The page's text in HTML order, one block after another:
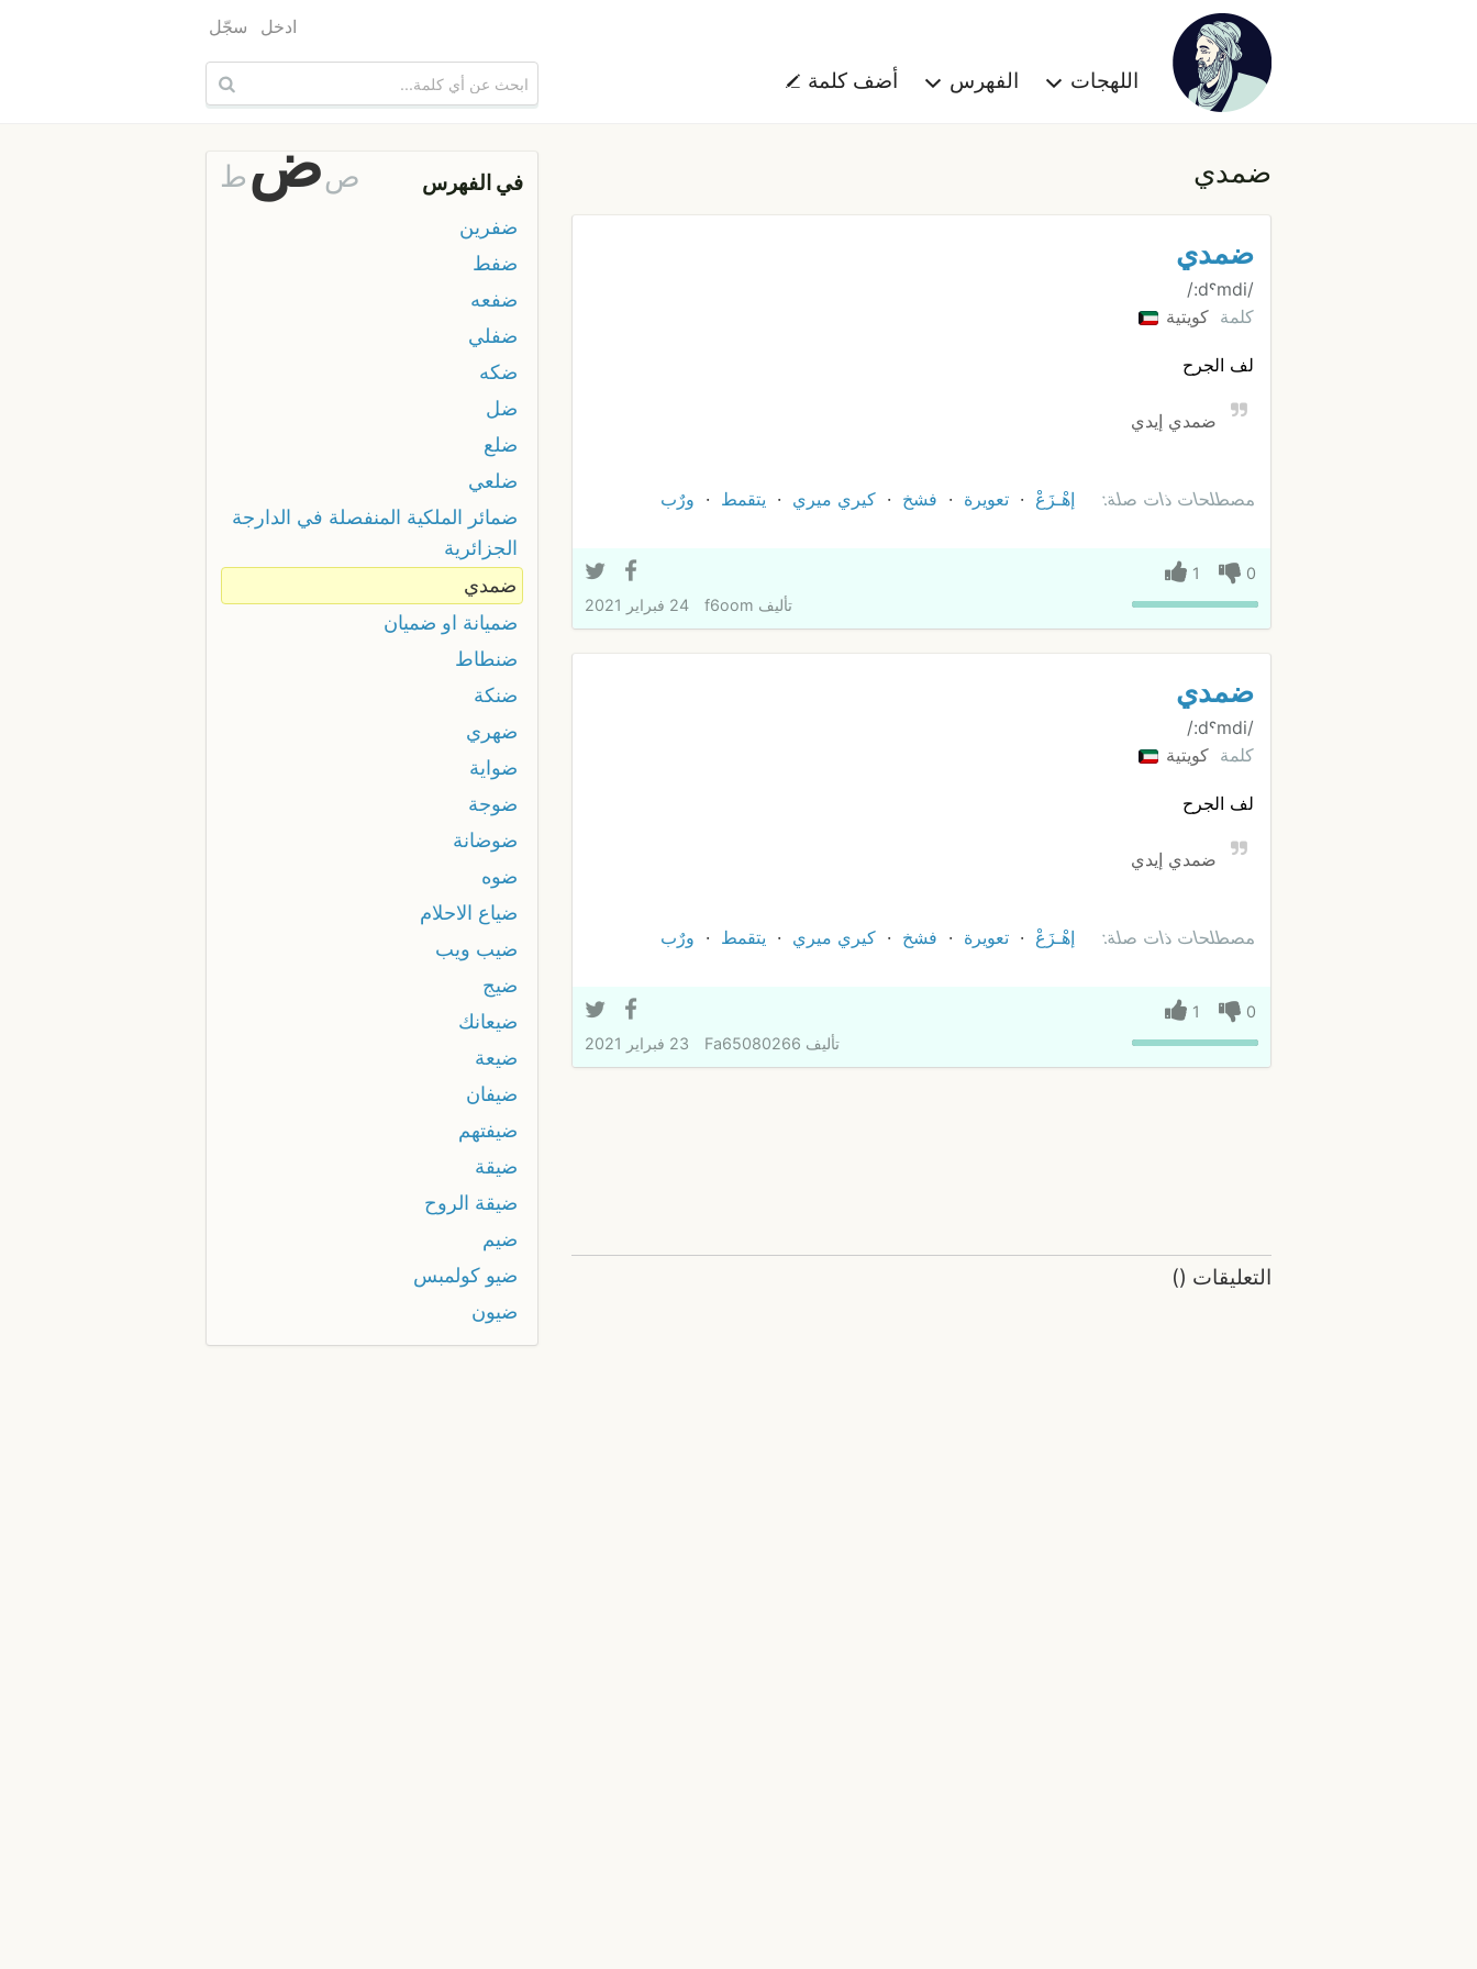
اللهجات الفهرس أضف كلمة
ادخل سجّل
ضمدي
ضمدي
/dˤmdi:/
كلمة كويتية
لف الجرح
ضمدي إيدي
مصطلحات ذات صلة: إهْـزَعْ تعويرة فشخ كيري ميري يتقمط ورٌب
0
1
تأليف f6oom 24 فبراير 2021
ضمدي
/dˤmdi:/
كلمة كويتية
لف الجرح
ضمدي إيدي
مصطلحات ذات صلة: إهْـزَعْ تعويرة فشخ كيري ميري يتقمط ورٌب
0
1
تأليف Fa65080266 23 فبراير 2021
التعليقات (
)
في الفهرس صضط
ضفرين
ضفط
ضفعه
ضفلي
ضكه
ضل
ضلع
ضلعي
ضمائر الملكية المنفصلة في الدارجة
الجزائرية
ضمدي
ضميانة او ضميان
ضنطاط
ضنكة
ضهري
ضواية
ضوجة
ضوضانة
ضوه
ضياع الاحلام
ضيب ويب
ضيج
ضيعانك
ضيعة
ضيفان
ضيفتهم
ضيقة
ضيقة الروح
ضيم
ضيو كولمبس
ضيون